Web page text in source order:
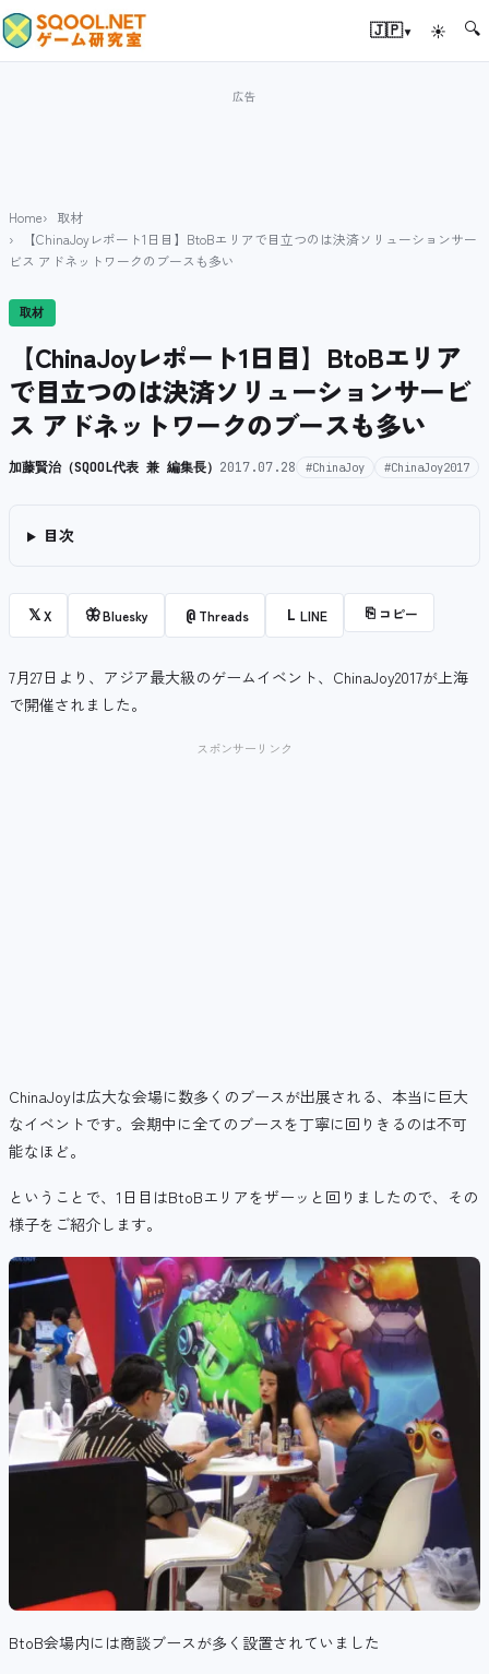
🇯🇵▾ ☀ 🔍
Home
取材
【ChinaJoyレポート1日目】BtoBエリアで目立つのは決済ソリューションサー
ビス アドネットワークのブースも多い
取材
【ChinaJoyレポート1日目】BtoBエリア
で目立つのは決済ソリューションサービ
ス アドネットワークのブースも多い
加藤賢治（SQOOL代表 兼 編集長） 2017.07.28 #ChinaJoy #ChinaJoy2017
目次
𝕏X 🦋Bluesky @ Threads L LINE ⎘ コピー
7月27日より、アジア最大級のゲームイベント、ChinaJoy2017が上海
で開催されました。
スポンサーリンク
ChinaJoyは広大な会場に数多くのブースが出展される、本当に巨大
なイベントです。会期中に全てのブースを丁寧に回りきるのは不可
能なほど。
ということで、1日目はBtoBエリアをザーッと回りましたので、その
様子をご紹介します。
BtoB会場内には商談ブースが多く設置されていました